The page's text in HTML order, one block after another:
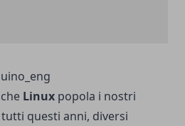
Linux popola i nostri
questi anni, diversi